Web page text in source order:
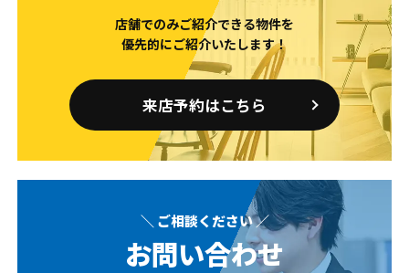
店舗でのみご紹介できる物件を
優先的にご紹介いたします！
来店予約はこちら
＼ ご相談ください ／
お問い合わせ